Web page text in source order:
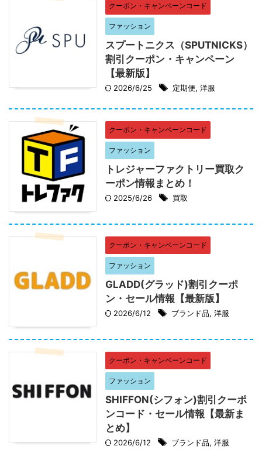
クーポン・キャンペーンコード
ファッション
スプートニクス（SPUTNICKS）
割引クーポン・キャンペーン
【最新版】
2026/6/25 定期便, 洋服
クーポン・キャンペーンコード
ファッション
トレジャーファクトリー買取ク
ーポン情報まとめ！
2025/6/26 買取
クーポン・キャンペーンコード
ファッション
GLADD(グラッド)割引クーポ
ン・セール情報【最新版】
2026/6/12 ブランド品, 洋服
クーポン・キャンペーンコード
ファッション
SHIFFON(シフォン)割引クーポ
ンコード・セール情報【最新ま
とめ】
2026/6/12 ブランド品, 洋服